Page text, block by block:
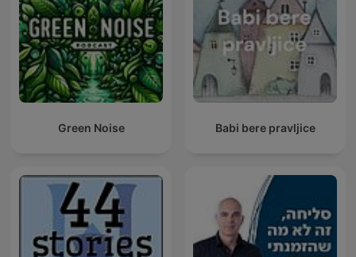
Green Noise Babi bere pravljice